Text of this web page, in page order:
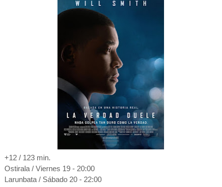
+12 / 123 min.
Ostirala / Viernes 19 - 20:00
Larunbata / Sábado 20 - 22:00